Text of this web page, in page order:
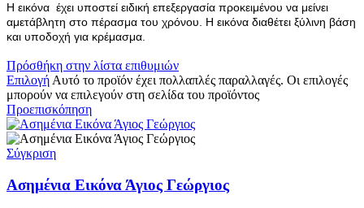
Η εικόνα έχει υποστεί ειδική επεξεργασία προκειμένου να μείνει
αμετάβλητη στο πέρασμα του χρόνου. Η εικόνα διαθέτει ξύλινη βάση
και υποδοχή για κρέμασμα.
Πρόσθήκη στην λίστα επιθυμιών
ΕπιλογήΑυτό το προϊόν έχει πολλαπλές παραλλαγές. Οι επιλογές
μπορούν να επιλεγούν στη σελίδα του προϊόντος
Προεπισκόπηση
Σύγκριση
Ασημένια Εικόνα Άγιος Γεώργιος